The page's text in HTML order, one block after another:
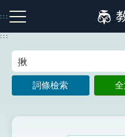
到
主
:::
注音索引圖示 筆畫索
:::
詞條檢索